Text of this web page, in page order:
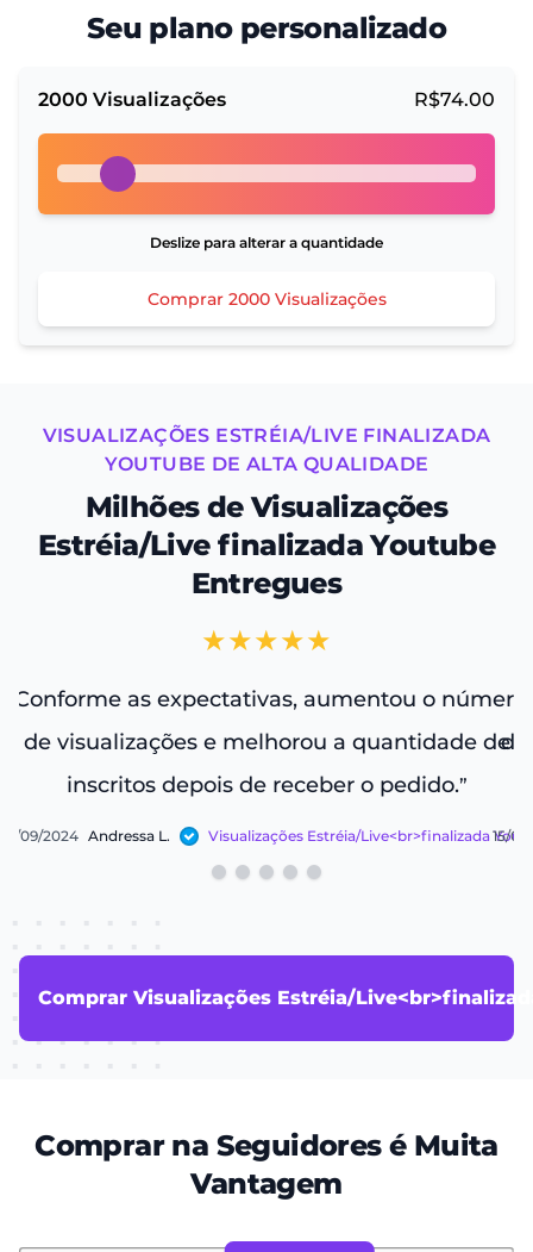
Seu plano personalizado
2000 Visualizações R$74.00
Deslize para alterar a quantidade
Comprar 2000Visualizações
VISUALIZAÇÕES ESTRÉIA/LIVE FINALIZADA
YOUTUBE DE ALTA QUALIDADE
Milhões de Visualizações
Estréia/Live finalizada Youtube
Entregues
★★★★★
Conforme as expectativas, aumentou o número
de visualizações e melhorou a quantidade de
inscritos depois de receber o pedido.”
09/2024 Andressa L. 15/
Comprar Visualizações Estréia/
Comprar na Seguidores é Muita
Vantagem